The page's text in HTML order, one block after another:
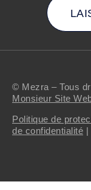
© Mezra – Tous
Monsieur Site
Politique de
de confidentialité |